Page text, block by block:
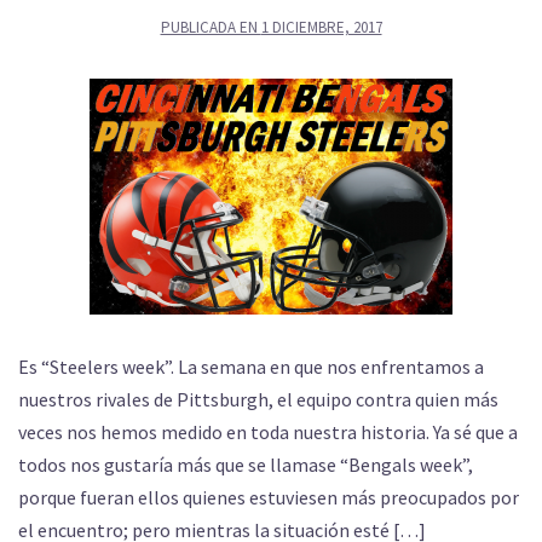
PUBLICADA EN 1 DICIEMBRE, 2017
Es “Steelers week”. La semana en que nos enfrentamos a
nuestros rivales de Pittsburgh, el equipo contra quien más
veces nos hemos medido en toda nuestra historia. Ya sé que a
todos nos gustaría más que se llamase “Bengals week”,
porque fueran ellos quienes estuviesen más preocupados por
el encuentro; pero mientras la situación esté […]